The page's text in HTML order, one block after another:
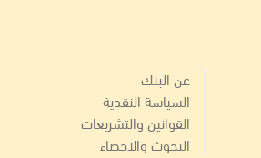
عن البنك
السياسة النقدية
القوانين والتشريعات
البحوث والاحصاء